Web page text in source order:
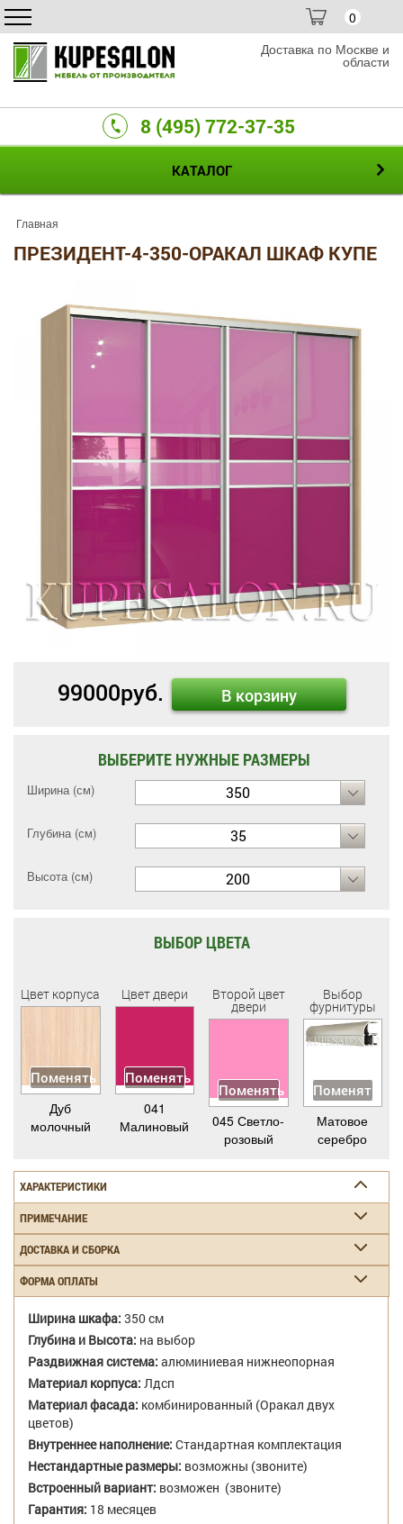
0
Доставка по Москве и
области
8 (495) 772-37-35
КАТАЛОГ
Главная
ПРЕЗИДЕНТ-4-350-ОРАКАЛ ШКАФ КУПЕ
99000руб. В корзину
ВЫБЕРИТЕ НУЖНЫЕ РАЗМЕРЫ
Ширина (см) 350
Глубина (см) 35
Высота (см) 200
ВЫБОР ЦВЕТА
Цвет корпуса
Поменять
Дуб
молочный
Цвет двери
Поменять
041
Малиновый
Второй цвет
двери
Поменять
045 Светло-
розовый
Выбор
фурнитуры
Поменять
Матовое
серебро
ХАРАКТЕРИСТИКИ
ПРИМЕЧАНИЕ
ДОСТАВКА И СБОРКА
ФОРМА ОПЛАТЫ
Ширина шкафа: 350 см
Глубина и Высота: на выбор
Раздвижная система: алюминиевая нижнеопорная
Материал корпуса: Лдсп
Материал фасада: комбинированный (Оракал двух
цветов)
Внутреннее наполнение: Стандартная комплектация
Нестандартные размеры: возможны (звоните)
Встроенный вариант: возможен (звоните)
Гарантия: 18 месяцев